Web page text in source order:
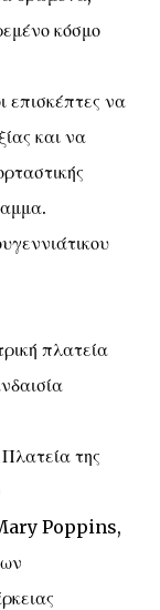
κόσμο
επισκέπτες να
και να
πλατεία
της
Poppins,